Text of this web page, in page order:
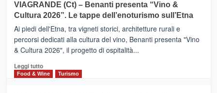
Anche
la
Alcantara
nei
primi
nella
classifica
IL
SAN
DOMENICO
PALACE
TAORMINA,
UN
HOTEL
FOUR
VIAGRANDE (Ct) – Benanti presenta “Vino &
Cultura 2026”. Le tappe dell’enoturismo sull’Etna
Ai piedi dell'Etna, tra vigneti storici, architetture rurali e
percorsi dedicati alla cultura del vino, Benanti presenta "Vino
& Cultura 2026", il progetto di ospitalità...
Leggi tuttoLeggi
di
Food & Wine Turismo